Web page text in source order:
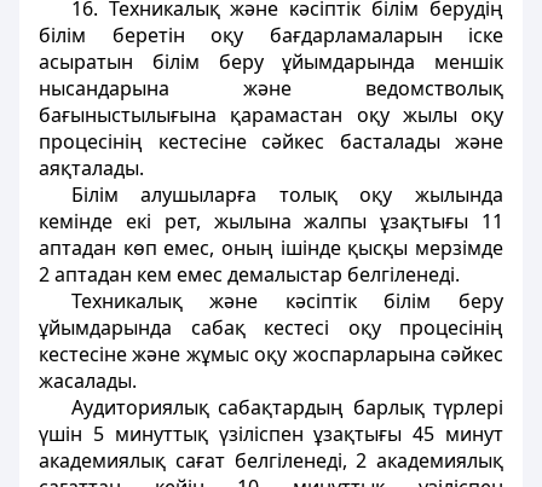
16. Техникалық және кәсіптік білім берудің
білім беретін оқу бағдарламаларын іске
асыратын білім беру ұйымдарында меншік
нысандарына және ведомстволық
бағыныстылығына қарамастан оқу жылы оқу
процесінің кестесіне сәйкес басталады және
аяқталады.
Білім алушыларға толық оқу жылында
кемінде екі рет, жылына жалпы ұзақтығы 11
аптадан көп емес, оның ішінде қысқы мерзімде
2 аптадан кем емес демалыстар белгіленеді.
Техникалық және кәсіптік білім беру
ұйымдарында сабақ кестесі оқу процесінің
кестесіне және жұмыс оқу жоспарларына сәйкес
жасалaды.
Аудиториялық сабақтардың барлық түрлері
үшін 5 минуттық үзіліспен ұзақтығы 45 минут
академиялық сағат белгіленеді, 2 академиялық